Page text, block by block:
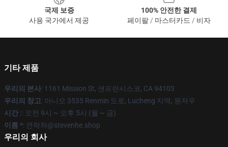
국제 보증
사용 국가에서 제공
100% 안전한 결제
페이팔 / 마스터카드 / 비자
기타 제품
우리의 본사: 1161 Mission St, 샌프란시스코, CA 94103
우리의 창고: 아니오 3535 Renmin 도로, Lucheng 지역, 원저우
시간 :: 오전 9시 ~ 오후 5시 (월 ~ 금)
이름 *: 연락처@stevenhe.shop
우리의 회사